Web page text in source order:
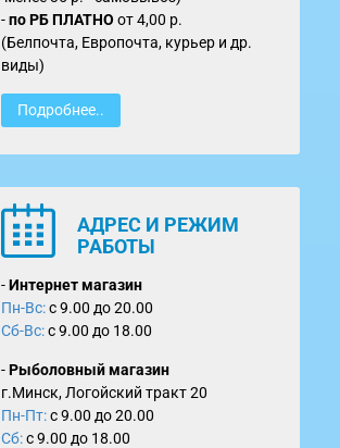
-поРБ ПЛАТНО от4,00 р.
(Белпочта, Европочта, курьер и др.
виды)
Подробнее..
АДРЕС И РЕЖИМ
РАБОТЫ
-Интернет магазин
Пн-Вс:с 9.00 до 20.00
Сб-Вс:с 9.00 до 18.00
-Рыболовный магазин
г.Минск, Логойский тракт 20
Пн-Пт:с 9.00 до 20.00
Сб:с 9.00 до 18.00